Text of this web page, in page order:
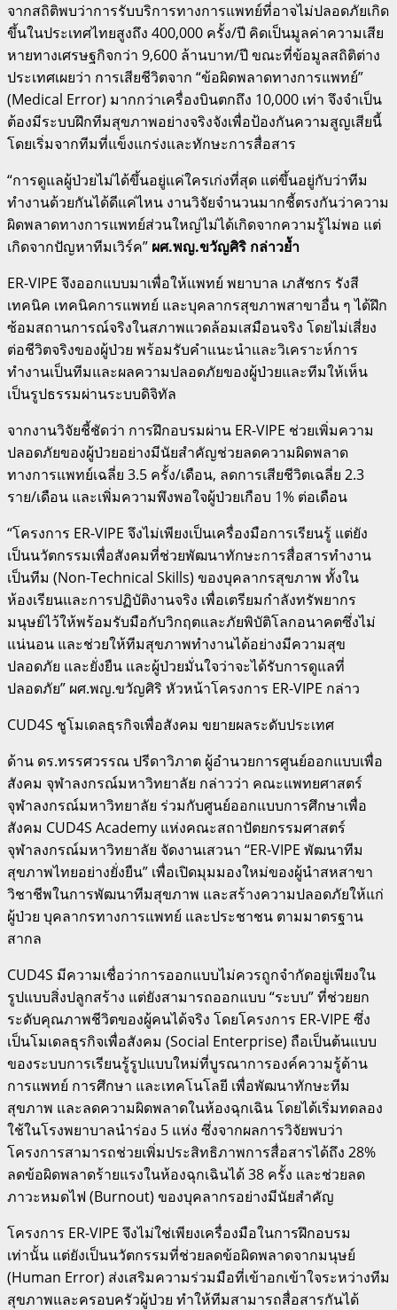
จากสถิติพบว่าการรับบริการทางการแพทย์ที่อาจไม่ปลอดภัยเกิด
ขึ้นในประเทศไทยสูงถึง 400,000 ครั้ง/ปี คิดเป็นมูลค่าความเสีย
หายทางเศรษฐกิจกว่า 9,600 ล้านบาท/ปี ขณะที่ข้อมูลสถิติต่าง
ประเทศเผยว่า การเสียชีวิตจาก “ข้อผิดพลาดทางการแพทย์”
(Medical Error) มากกว่าเครื่องบินตกถึง 10,000 เท่า จึงจำเป็น
ต้องมีระบบฝึกทีมสุขภาพอย่างจริงจังเพื่อป้องกันความสูญเสียนี้
โดยเริ่มจากทีมที่แข็งแกร่งและทักษะการสื่อสาร
“การดูแลผู้ป่วยไม่ได้ขึ้นอยู่แค่ใครเก่งที่สุด แต่ขึ้นอยู่กับว่าทีม
ทำงานด้วยกันได้ดีแค่ไหน งานวิจัยจำนวนมากชี้ตรงกันว่าความ
ผิดพลาดทางการแพทย์ส่วนใหญ่ไม่ได้เกิดจากความรู้ไม่พอ แต่
เกิดจากปัญหาทีมเวิร์ค” ผศ.พญ.ขวัญศิริ กล่าวย้ำ
ER-VIPE จึงออกแบบมาเพื่อให้แพทย์ พยาบาล เภสัชกร รังสี
เทคนิค เทคนิคการแพทย์ และบุคลากรสุขภาพสาขาอื่น ๆ ได้ฝึก
ซ้อมสถานการณ์จริงในสภาพแวดล้อมเสมือนจริง โดยไม่เสี่ยง
ต่อชีวิตจริงของผู้ป่วย พร้อมรับคำแนะนำและวิเคราะห์การ
ทำงานเป็นทีมและผลความปลอดภัยของผู้ป่วยและทีมให้เห็น
เป็นรูปธรรมผ่านระบบดิจิทัล
จากงานวิจัยชี้ชัดว่า การฝึกอบรมผ่าน ER-VIPE ช่วยเพิ่มความ
ปลอดภัยของผู้ป่วยอย่างมีนัยสำคัญช่วยลดความผิดพลาด
ทางการแพทย์เฉลี่ย 3.5 ครั้ง/เดือน, ลดการเสียชีวิตเฉลี่ย 2.3
ราย/เดือน และเพิ่มความพึงพอใจผู้ป่วยเกือบ 1% ต่อเดือน
“โครงการ ER-VIPE จึงไม่เพียงเป็นเครื่องมือการเรียนรู้ แต่ยัง
เป็นนวัตกรรมเพื่อสังคมที่ช่วยพัฒนาทักษะการสื่อสารทำงาน
เป็นทีม (Non-Technical Skills) ของบุคลากรสุขภาพ ทั้งใน
ห้องเรียนและการปฏิบัติงานจริง เพื่อเตรียมกำลังทรัพยากร
มนุษย์ไว้ให้พร้อมรับมือกับวิกฤตและภัยพิบัติโลกอนาคตซึ่งไม่
แน่นอน และช่วยให้ทีมสุขภาพทำงานได้อย่างมีความสุข
ปลอดภัย และยั่งยืน และผู้ป่วยมั่นใจว่าจะได้รับการดูแลที่
ปลอดภัย” ผศ.พญ.ขวัญศิริ หัวหน้าโครงการ ER-VIPE กล่าว
CUD4S ชูโมเดลธุรกิจเพื่อสังคม ขยายผลระดับประเทศ
ด้าน ดร.ทรรศวรรณ ปรีดาวิภาต ผู้อำนวยการศูนย์ออกแบบเพื่อ
สังคม จุฬาลงกรณ์มหาวิทยาลัย กล่าวว่า คณะแพทยศาสตร์
จุฬาลงกรณ์มหาวิทยาลัย ร่วมกับศูนย์ออกแบบการศึกษาเพื่อ
สังคม CUD4S Academy แห่งคณะสถาปัตยกรรมศาสตร์
จุฬาลงกรณ์มหาวิทยาลัย จัดงานเสวนา “ER-VIPE พัฒนาทีม
สุขภาพไทยอย่างยั่งยืน” เพื่อเปิดมุมมองใหม่ของผู้นำสหสาขา
วิชาชีพในการพัฒนาทีมสุขภาพ และสร้างความปลอดภัยให้แก่
ผู้ป่วย บุคลากรทางการแพทย์ และประชาชน ตามมาตรฐาน
สากล
CUD4S มีความเชื่อว่าการออกแบบไม่ควรถูกจำกัดอยู่เพียงใน
รูปแบบสิ่งปลูกสร้าง แต่ยังสามารถออกแบบ “ระบบ” ที่ช่วยยก
ระดับคุณภาพชีวิตของผู้คนได้จริง โดยโครงการ ER-VIPE ซึ่ง
เป็นโมเดลธุรกิจเพื่อสังคม (Social Enterprise) ถือเป็นต้นแบบ
ของระบบการเรียนรู้รูปแบบใหม่ที่บูรณาการองค์ความรู้ด้าน
การแพทย์ การศึกษา และเทคโนโลยี เพื่อพัฒนาทักษะทีม
สุขภาพ และลดความผิดพลาดในห้องฉุกเฉิน โดยได้เริ่มทดลอง
ใช้ในโรงพยาบาลนำร่อง 5 แห่ง ซึ่งจากผลการวิจัยพบว่า
โครงการสามารถช่วยเพิ่มประสิทธิภาพการสื่อสารได้ถึง 28%
ลดข้อผิดพลาดร้ายแรงในห้องฉุกเฉินได้ 38 ครั้ง และช่วยลด
ภาวะหมดไฟ (Burnout) ของบุคลากรอย่างมีนัยสำคัญ
โครงการ ER-VIPE จึงไม่ใช่เพียงเครื่องมือในการฝึกอบรม
เท่านั้น แต่ยังเป็นนวัตกรรมที่ช่วยลดข้อผิดพลาดจากมนุษย์
(Human Error) ส่งเสริมความร่วมมือที่เข้าอกเข้าใจระหว่างทีม
สุขภาพและครอบครัวผู้ป่วย ทำให้ทีมสามารถสื่อสารกันได้